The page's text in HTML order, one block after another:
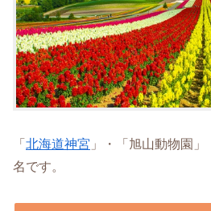
「 北海道神宮 」・「旭山動物園
名です。